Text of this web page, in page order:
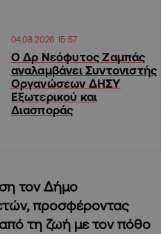
04.08.2026 15:57
Ο Δρ Νεόφυτος Ζαμπάς
αναλαμβάνει Συντονιστής
Οργανώσεων ΔΗΣΥ
Εξωτερικού και
Διασποράς
τον Δήμο
προσφέροντας
τη ζωή με τον πόθο